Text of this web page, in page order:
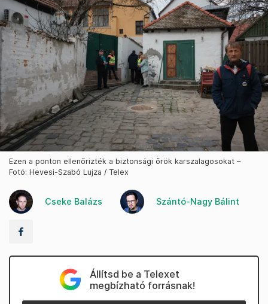
Ezen a ponton ellenőrizték a biztonsági őrök karszalagosokat –
Fotó: Hevesi-Szabó Lujza / Telex
Cseke Balázs Szántó-Nagy Bálint
Állítsd be a Telexet
megbízható forrásnak!